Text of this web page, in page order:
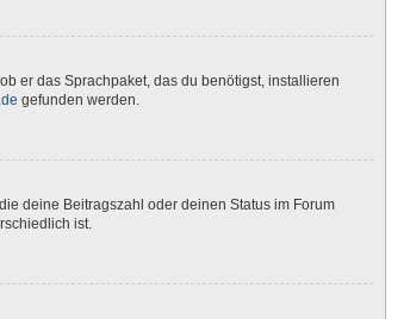
er das Sprachpaket, das du benötigst, installieren
gefunden werden.
deine Beitragszahl oder deinen Status im Forum
ist.